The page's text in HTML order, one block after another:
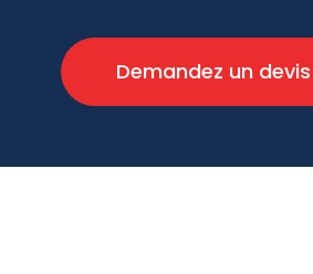
Demandez un devis